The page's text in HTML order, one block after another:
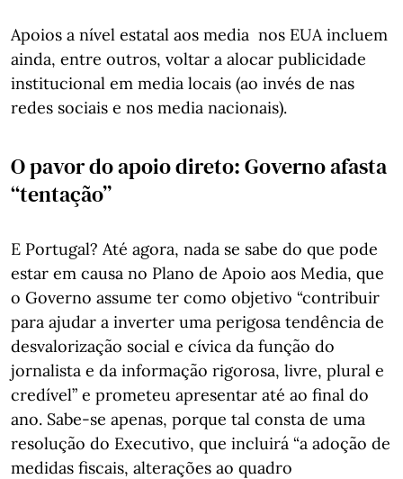
Apoios a nível estatal aos media nos EUA incluem
ainda, entre outros, voltar a alocar publicidade
institucional em media locais (ao invés de nas
redes sociais e nos media nacionais).
O pavor do apoio direto: Governo afasta
“tentação”
E Portugal? Até agora, nada se sabe do que pode
estar em causa no Plano de Apoio aos Media, que
o Governo assume ter como objetivo “contribuir
para ajudar a inverter uma perigosa tendência de
desvalorização social e cívica da função do
jornalista e da informação rigorosa, livre, plural e
credível” e prometeu apresentar até ao final do
ano. Sabe-se apenas, porque tal consta de uma
resolução do Executivo, que incluirá “a adoção de
medidas fiscais, alterações ao quadro